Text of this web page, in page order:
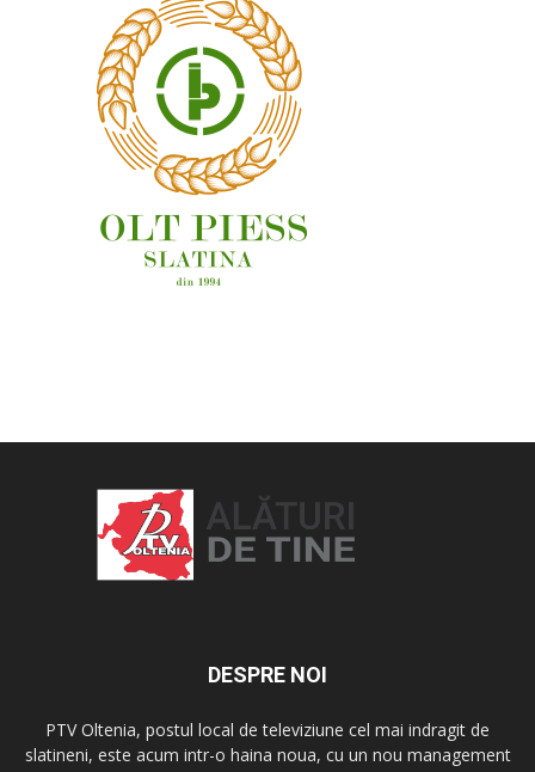
DESPRE NOI
PTV Oltenia, postul local de televiziune cel mai indragit de
slatineni, este acum intr-o haina noua, cu un nou management